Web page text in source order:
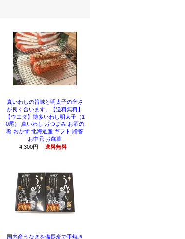
真いわしの旨味と明太子の辛さ
が良く合います。【送料無料】
【ウエダ】博多いわし明太子（1
0尾） 真いわし おつまみ お酒の
肴 おかず 北海道産 ギフト 贈答
お中元 お歳暮
4,300円
送料無料
国内産うなぎを備長炭で手焼き